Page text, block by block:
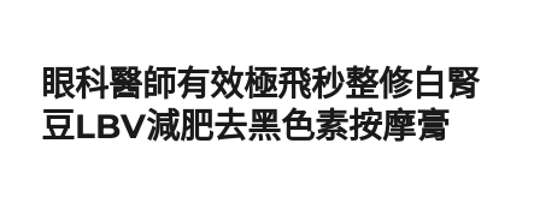
眼科醫師有效極飛秒整修白腎
豆LBV減肥去黑色素按摩膏